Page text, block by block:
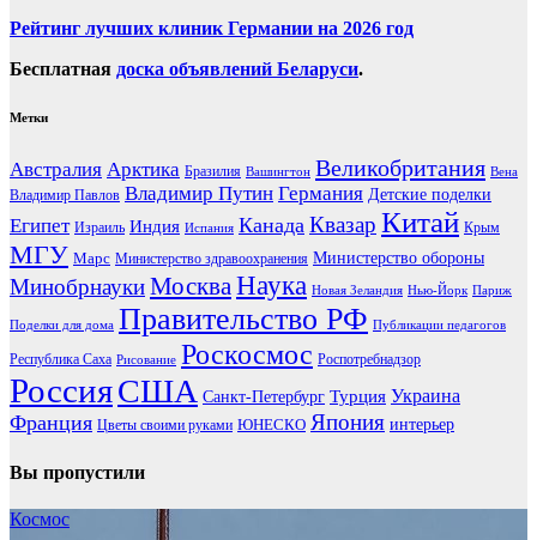
Рейтинг лучших клиник Германии на 2026 год
Бесплатная доска объявлений Беларуси.
Метки
Австралия Арктика Бразилия Вашингтон Великобритания Вена
Владимир Павлов Владимир Путин Германия Детские поделки
Египет Израиль Индия Испания Канада Квазар Китай Крым
МГУ Марс Министерство здравоохранения Министерство обороны
МинобрнаукиМоскваНаука Новая Зеландия Нью-Йорк Париж
Поделки для дома Правительство РФ Публикации педагогов
Республика Саха Рисование Роскосмос Роспотребнадзор
РоссияСША Санкт-Петербург Турция Украина
Франция Цветы своими руками ЮНЕСКО Япония интерьер
Вы пропустили
Космос